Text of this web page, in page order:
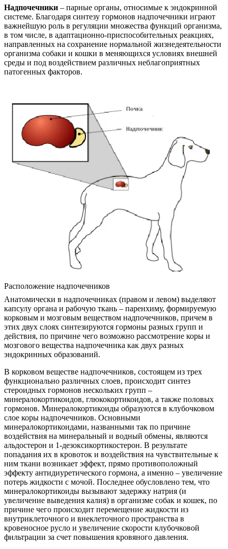
Надпочечники – парные органы, относимые к эндокринной
системе. Благодаря синтезу гормонов надпочечники играют
важнейшую роль в регуляции множества функций организма,
в том числе, в адаптационно-приспособительных реакциях,
направленных на сохранение нормальной жизнедеятельности
организма собаки и кошки в меняющихся условиях внешней
среды и под воздействием различных неблагоприятных
патогенных факторов.
Расположение надпочечников
Анатомически в надпочечниках (правом и левом) выделяют
капсулу органа и рабочую ткань – паренхиму, формируемую
корковым и мозговым веществом надпочечников, причем в
этих двух слоях синтезируются гормоны разных групп и
действия, по причине чего возможно рассмотрение коры и
мозгового вещества надпочечника как двух разных
эндокринных образований.
В корковом веществе надпочечников, состоящем из трех
функционально различных слоев, происходит синтез
стероидных гормонов нескольких групп –
минералокортикоидов, глюкокортикоидов, а также половых
гормонов. Минералокортикоиды образуются в клубочковом
слое коры надпочечников. Основными
минералокортикоидами, названными так по причине
воздействия на минеральный и водный обмены, являются
альдостерон и 1-дезоксикортикостерон. В результате
попадания их в кровоток и воздействия на чувствительные к
ним ткани возникает эффект, прямо противоположный
эффекту антидиуретического гормона, а именно – увеличение
потерь жидкости с мочой. Последнее обусловлено тем, что
минералокортикоиды вызывают задержку натрия (и
увеличение выведения калия) в организме собак и кошек, по
причине чего происходит перемещение жидкости из
внутриклеточного и внеклеточного пространства в
кровеносное русло и увеличение скорости клубочковой
фильтрации за счет повышения кровяного давления.